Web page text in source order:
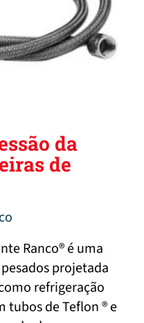
da
de
Ranco® é uma
projetada
refrigeração
tubos de Teflon ® e